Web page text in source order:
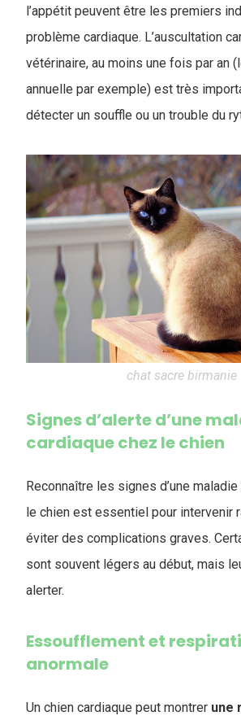
l’appétit peuvent être les premiers
problème cardiaque. L’auscultation
vétérinaire, au moins une fois par an
annuelle par exemple) est très
détecter un souffle ou un trouble du
chat sacre birmanie
Signes d’alerte d’une
cardiaque chez le chien
Reconnaître les signes d’une
le chien est essentiel pour intervenir
éviter des complications graves.
sont souvent légers au début, mais
alerter.
Essoufflement et
anormale
Un chien cardiaque peut montrer une